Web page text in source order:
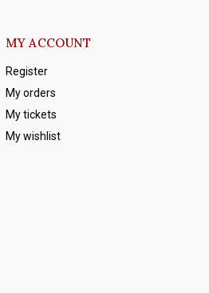
MY ACCOUNT
Register
My orders
My tickets
My wishlist